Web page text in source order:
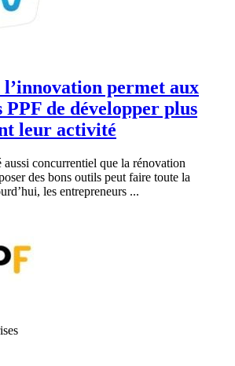
l’innovation permet aux
PPF de développer plus
leur activité
aussi concurrentiel que la rénovation
des bons outils peut faire toute la
les entrepreneurs ...